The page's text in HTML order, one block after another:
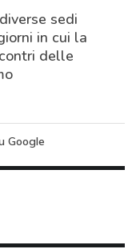
sedi
in cui la
delle
Google